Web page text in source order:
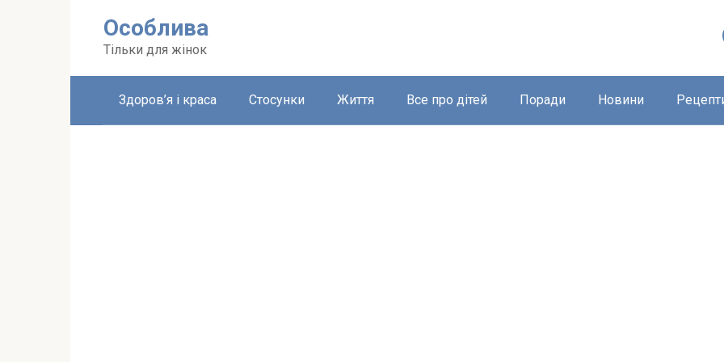
Особлива
Тільки для жінок
Здоров’я і краса Стосунки Життя Все про дітей Поради Новини